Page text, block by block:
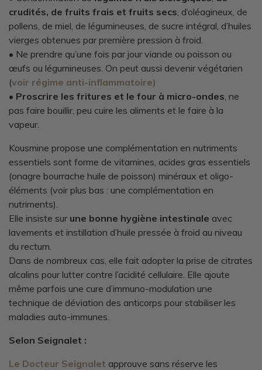
crudités, de fruits frais et fruits secs , d’oléagineux, de
pollens, de miel, de légumineuses, de sucre intégral, d’huiles
vierges obtenues par première pression à froid.
• Ne prendre qu’une fois par jour viande ou poisson ou
œufs ou légumineuses. On peut aussi devenir végétarien
(voir régime anti-inflammatoire)
• Proscrire les fritures et le four à micro-ondes , ne
pas faire bouillir, peu cuire les aliments et le faire à la
vapeur.
Kousmine propose une complémentation en nutriments
essentiels sont forme de vitamines, acides gras essentiels
(onagre bourrache huile de poisson) minéraux et oligo-
éléments (voir plus bas : une complémentation en
nutriments).
Elle insiste sur une bonne hygiène intestinale avec
lavements et instillation d’huile pressée à froid au niveau
du rectum.
Dans de nombreux cas, elle fait adopter la prise de citrates
alcalins pour lutter contre l’acidité cellulaire. Elle ajoute
même parfois une cure d’immuno-modulation une
technique de déviation des anticorps pour stabiliser les
maladies auto-immunes.
Selon Seignalet :
Le Docteur Seignalet approuve sans réserve les